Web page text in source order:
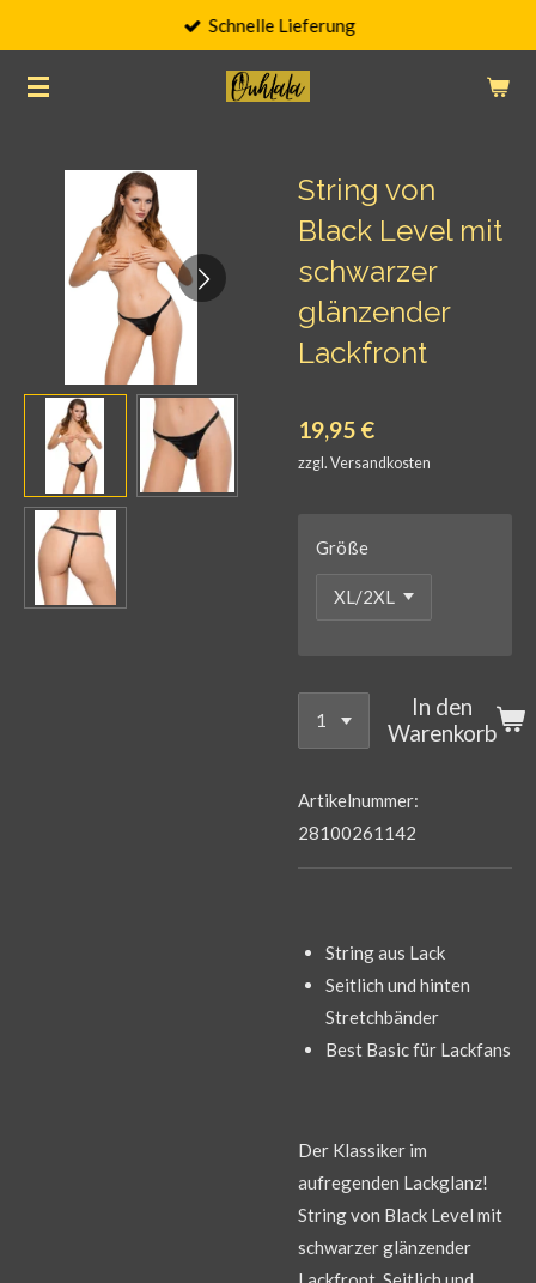
springen
Schnelle Lieferung
String von
Black Level mit
schwarzer
glänzender
Lackfront
19,95 €
zzgl. Versandkosten
Größe
In den
Warenkorb
Artikelnummer:
28100261142
String aus Lack
Seitlich und hinten
Stretchbänder
Best Basic für Lackfans
Der Klassiker im
aufregenden Lackglanz!
String von Black Level mit
schwarzer glänzender